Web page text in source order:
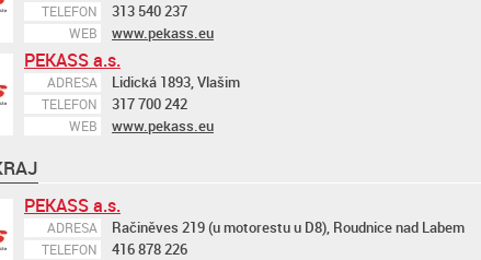
TELEFON 313 540 237
WEB www.pekass.eu
PEKASS a.s.
ADRESA Lidická 1893, Vlašim
TELEFON 317 700 242
WEB www.pekass.eu
PEKASS a.s.
ADRESA Račiněves 219 (u motorestu u D8), Roudnice nad Labem
TELEFON 416 878 226